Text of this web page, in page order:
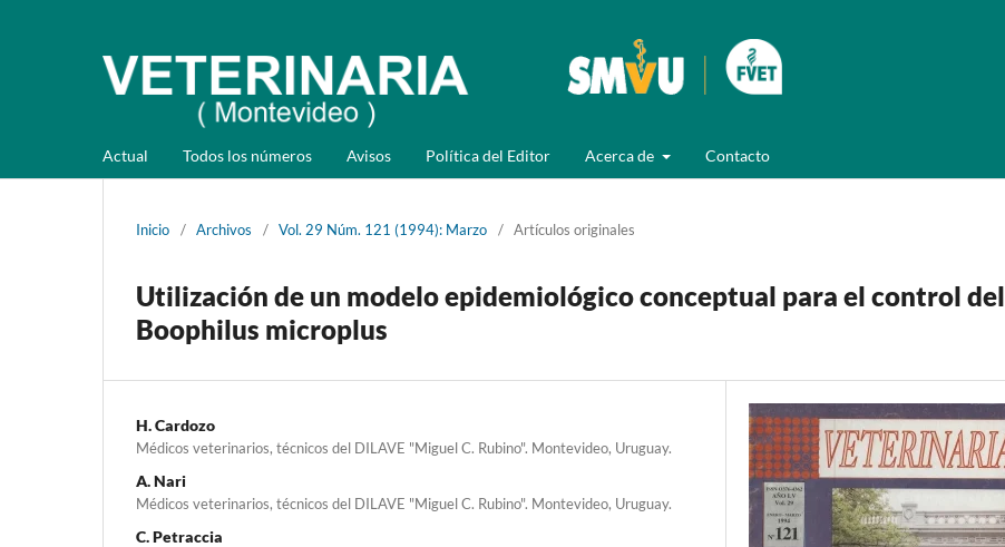
Actual Todos los números Avisos Política del Editor Acerca de Contacto
Inicio / Archivos / Vol. 29 Núm. 121 (1994): Marzo / Artículos originales
Utilización de un modelo epidemiológico conceptual para el control del
Boophilus microplus
H. Cardozo
Médicos veterinarios, técnicos del DILAVE "Miguel C. Rubino". Montevideo, Uruguay.
A. Nari
Médicos veterinarios, técnicos del DILAVE "Miguel C. Rubino". Montevideo, Uruguay.
C. Petraccia